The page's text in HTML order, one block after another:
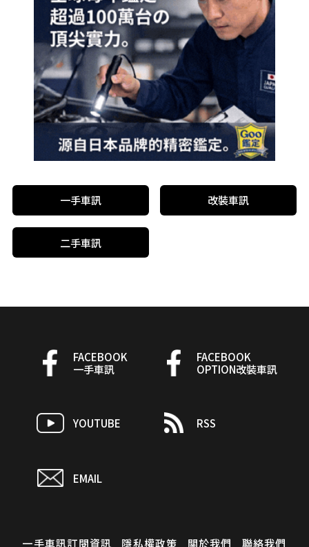
一手車訊 改裝車訊
二手車訊
FACEBOOK
一手車訊
FACEBOOK
OPTION改裝車訊
YOUTUBE RSS
EMAIL
一手車訊訂閱資訊 隱私權政策 關於我們 聯絡我們